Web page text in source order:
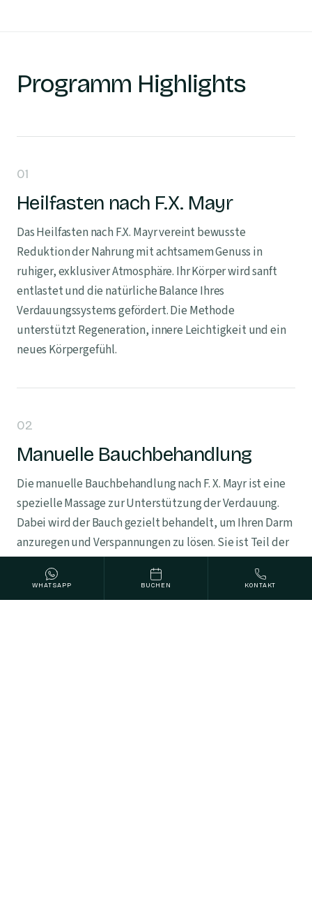
Programm Highlights
01
Heilfasten nach F.X. Mayr
Das Heilfasten nach F.X. Mayr vereint bewusste
Reduktion der Nahrung mit achtsamem Genuss in
ruhiger, exklusiver Atmosphäre. Ihr Körper wird sanft
entlastet und die natürliche Balance Ihres
Verdauungssystems gefördert. Die Methode
unterstützt Regeneration, innere Leichtigkeit und ein
neues Körpergefühl.
02
Manuelle Bauchbehandlung
Die manuelle Bauchbehandlung nach F. X. Mayr ist eine
spezielle Massage zur Unterstützung der Verdauung.
Dabei wird der Bauch gezielt behandelt, um Ihren Darm
anzuregen und Verspannungen zu lösen. Sie ist Teil der
Mayr-Therapie und wird mit einer angepassten
Ernährung kombiniert.
WHATSAPP BUCHEN KONTAKT